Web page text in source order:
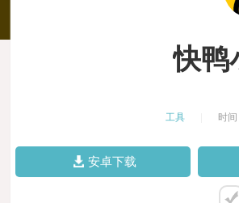
快鸭
工具 时
安卓下载